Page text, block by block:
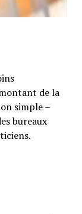
de la
simple –
bureaux